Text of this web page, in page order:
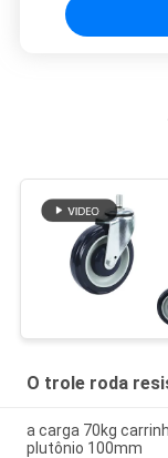
O trole roda
a carga 70kg
plutônio 100mm